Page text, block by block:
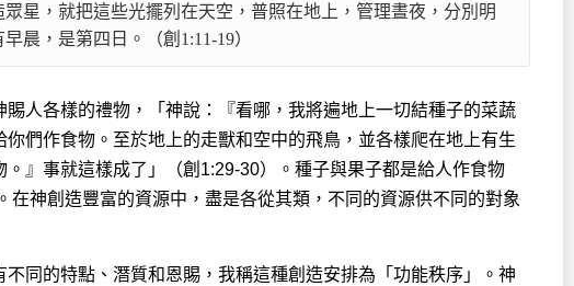
星，就把這些光擺列在天空，普照在地上，管理晝夜，分別明
晨，是第四日。（創1:11-19）
人各樣的禮物，「神說：『看哪，我將遍地上一切結種子的菜蔬
們作食物。至於地上的走獸和空中的飛鳥，並各樣爬在地上有生
』事就這樣成了」（創1:29-30）。種子與果子都是給人作食物
在神創造豐富的資源中，盡是各從其類，不同的資源供不同的對象
同的特點、潛質和恩賜，我稱這種創造安排為「功能秩序」。神